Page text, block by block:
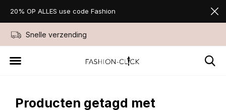
Snelle verzending
20% OP ALLES use code Fashion
Producten getagd met